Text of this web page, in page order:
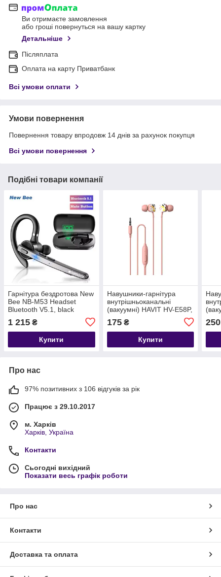
Ви отримаєте замовлення
або гроші повернуться на вашу картку
Детальніше
Післяплата
Оплата на карту Приватбанк
Всі умови оплати
Умови повернення
Повернення товару впродовж 14 днів за рахунок покупця
Всі умови повернення
Подібні товари компанії
Гарнітура бездротова New
Bee NB-M53 Headset
Bluetooth V5.1, black
1 215 ₴
Купити
Навушники-гарнітура
внутрішньоканальні
(вакуумні) HAVIT HV-E58P,
175₴
Купити
250
Про нас
97% позитивних з 106 відгуків за рік
Працює з 29.10.2017
м. Харків
Харків, Україна
Контакти
Сьогодні вихідний
Показати весь графік роботи
Про нас
Контакти
Доставка та оплата